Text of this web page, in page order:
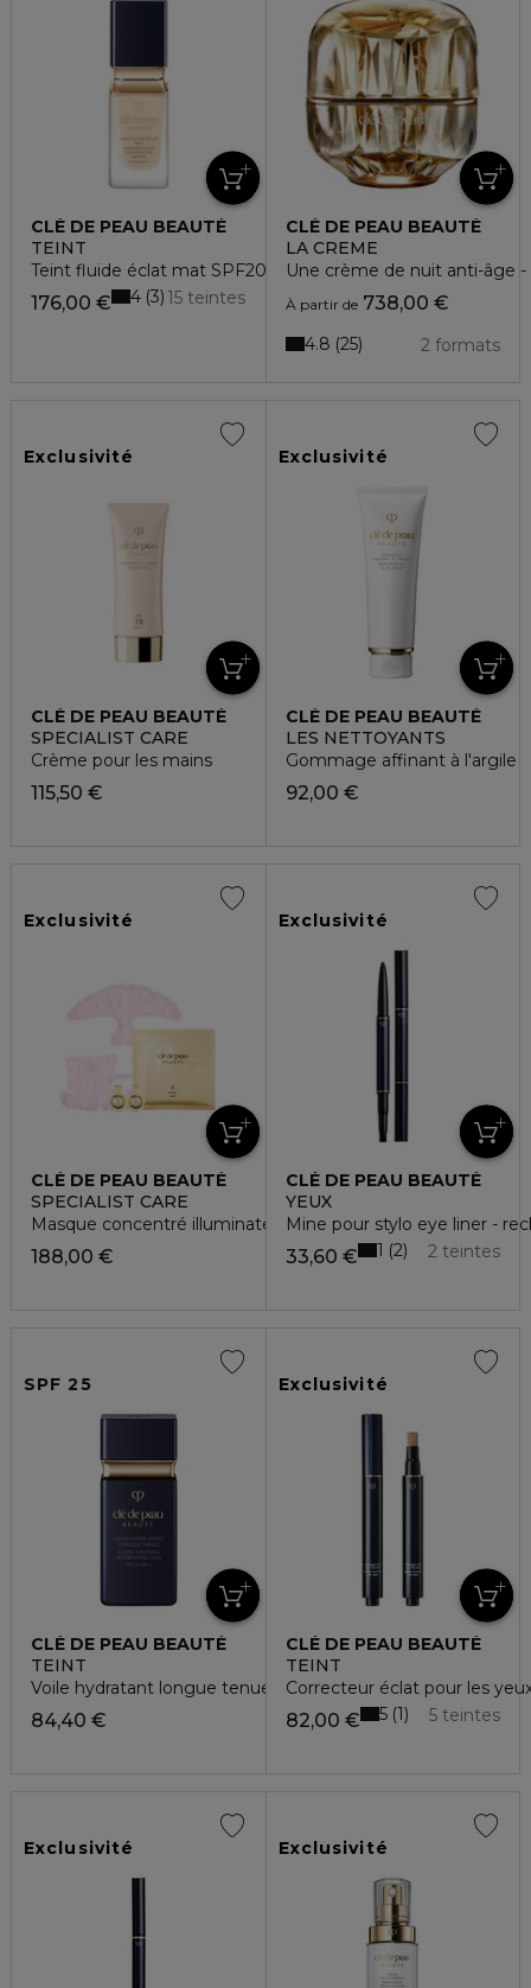
CLÉ DE PEAU BEAUTÉ
TEINT
Teint fluide éclat mat SPF20
176,00 € 15 teintes
4 3
CLÉ DE PEAU BEAUTÉ
LA CREME
Une crème de nuit anti-âge
À partir de738,00 €
2 formats
4.8 25
Exclusivité
CLÉ DE PEAU BEAUTÉ
SPECIALIST CARE
Crème pour les mains
115,50 €
Exclusivité
CLÉ DE PEAU BEAUTÉ
LES NETTOYANTS
Gommage affinant à l'argile
92,00 €
Exclusivité
CLÉ DE PEAU BEAUTÉ
SPECIALIST CARE
Masque concentré illuminateur
188,00 €
Exclusivité
CLÉ DE PEAU BEAUTÉ
YEUX
Mine pour stylo eye liner -
33,60 € 2 teintes
1 2
SPF 25
CLÉ DE PEAU BEAUTÉ
TEINT
Voile hydratant longue tenue spf 25
84,40 €
Exclusivité
CLÉ DE PEAU BEAUTÉ
TEINT
Correcteur éclat pour les
82,00 € 5 teintes
5 1
Exclusivité Exclusivité